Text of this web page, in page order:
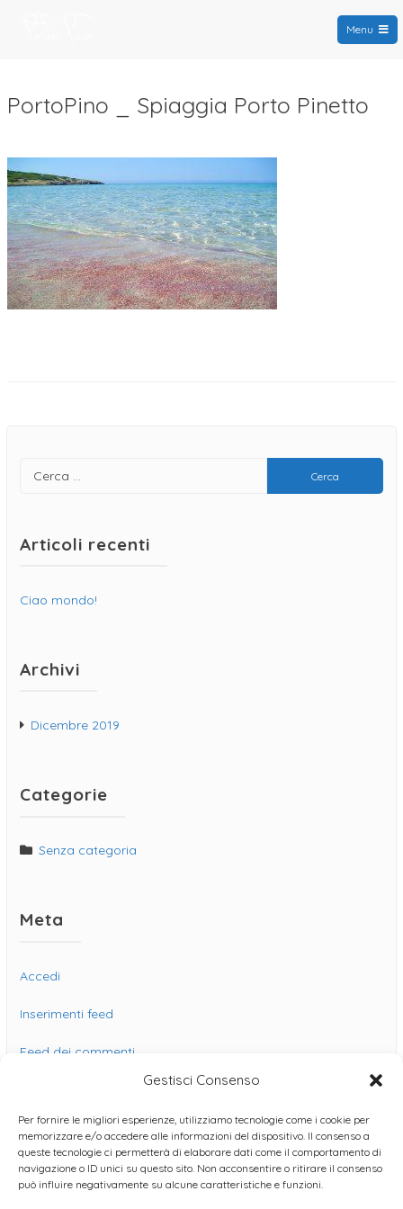
Gestisci Consenso
Per fornire le migliori esperienze, utilizziamo tecnologie come i cookie per
memorizzare e/o accedere alle informazioni del dispositivo. Il consenso a
queste tecnologie ci permetterà di elaborare dati come il comportamento di
navigazione o ID unici su questo sito. Non acconsentire o ritirare il consenso
può influire negativamente su alcune caratteristiche e funzioni.
Menu
PortoPino _ Spiaggia Porto Pinetto
Articoli recenti
Ciao mondo!
Archivi
Dicembre 2019
Categorie
Senza categoria
Meta
Accedi
Inserimenti feed
Feed dei commenti